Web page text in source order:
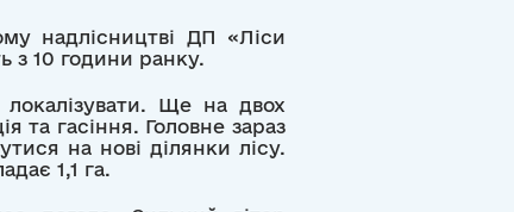
надлісництві ДП «Ліси
з 10 години ранку.
Ще на двох
та гасіння. Головне зараз
на нові ділянки лісу.
1,1 га.